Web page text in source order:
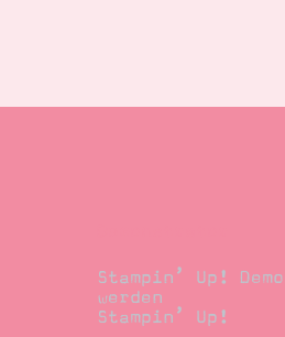
Stampin’ Up!
werden
Stampin’ Up!